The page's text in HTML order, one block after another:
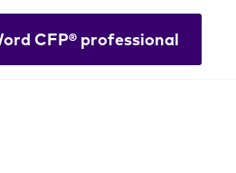
CFP® professional